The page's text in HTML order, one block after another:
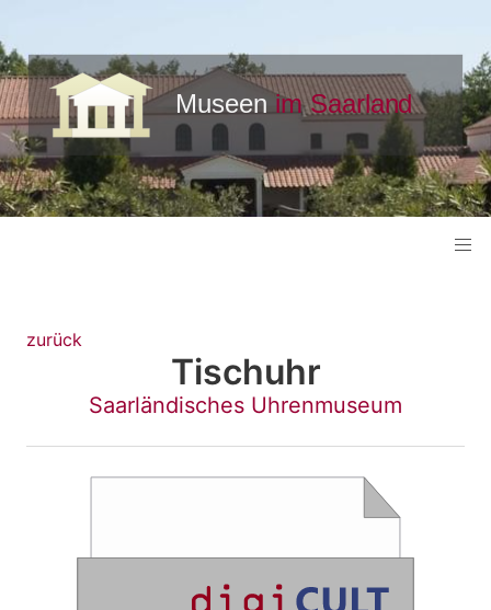
zurück
Tischuhr
Saarländisches Uhrenmuseum